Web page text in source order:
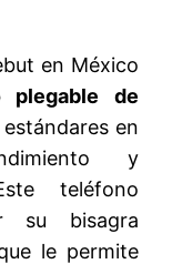
en México
plegable de
en
y
teléfono
su bisagra
le permite